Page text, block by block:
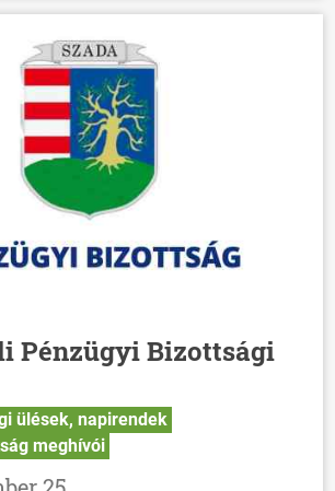
Pénzügyi Bizottsági
ülések, napirendek
meghívói